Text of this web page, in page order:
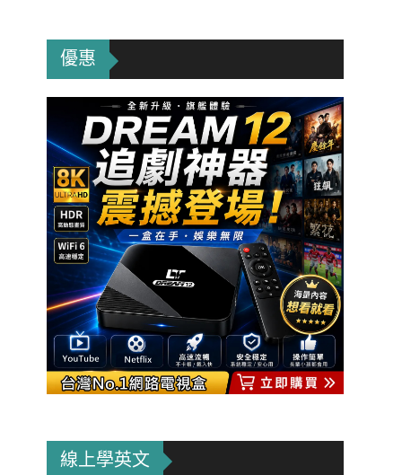
優惠
線上學英文